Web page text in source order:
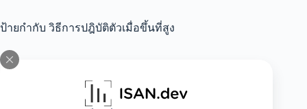
ป้ายกำกับ วิธีการปฎิบัติตัวเมื่อขึ้นที่สูง
Healthy